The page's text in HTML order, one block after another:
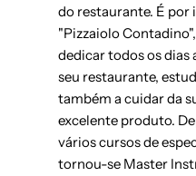
do restaurante. É por
"Pizzaiolo
dedicar todos os dias
seu restaurante,
também a cuidar da
excelente produto.
vários cursos de
tornou-se Master